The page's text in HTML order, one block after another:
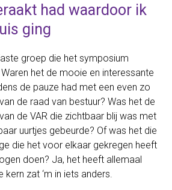
had waardoor ik
ging
groep die het symposium
het de mooie en interessante
de pauze had met een even zo
de raad van bestuur? Was het de
de VAR die zichtbaar blij was met
uurtjes gebeurde? Of was het die
die het voor elkaar gekregen heeft
doen? Ja, het heeft allemaal
zat ‘m in iets anders.